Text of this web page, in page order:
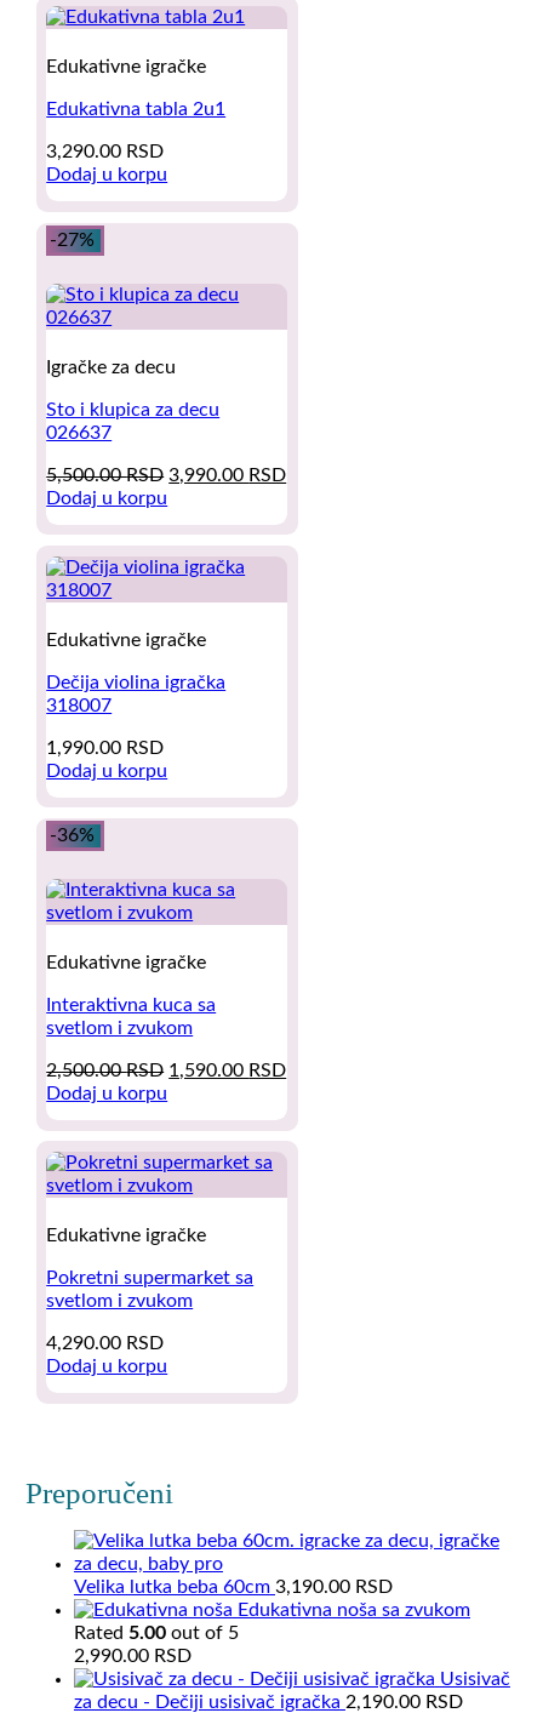
Edukativne igračke
Edukativna tabla 2u1
3,290.00 RSD
Dodaj u korpu
-27%
Igračke za decu
Sto i klupica za decu
026637
5,500.00RSD Original
5,500.00 RSD.
3,990.00 RSDCurrent
is:
3,990.00 RSD.
Dodaj u korpu
Edukativne igračke
Dečija violina igračka
318007
1,990.00 RSD
Dodaj u korpu
-36%
Edukativne igračke
Interaktivna kuca sa
svetlom i zvukom
2,500.00RSD Original
2,500.00 RSD.
1,590.00 RSDCurrent
is:
1,590.00 RSD.
Dodaj u korpu
Edukativne igračke
Pokretni supermarket sa
svetlom i zvukom
4,290.00 RSD
Dodaj u korpu
Preporučeni
Velika lutka beba 60cm 3,190.00 RSD
Edukativna noša sa zvukom
Rated 5.00out of 5
2,990.00 RSD
Usisivač
za decu - Dečiji usisivač igračka 2,190.00 RSD